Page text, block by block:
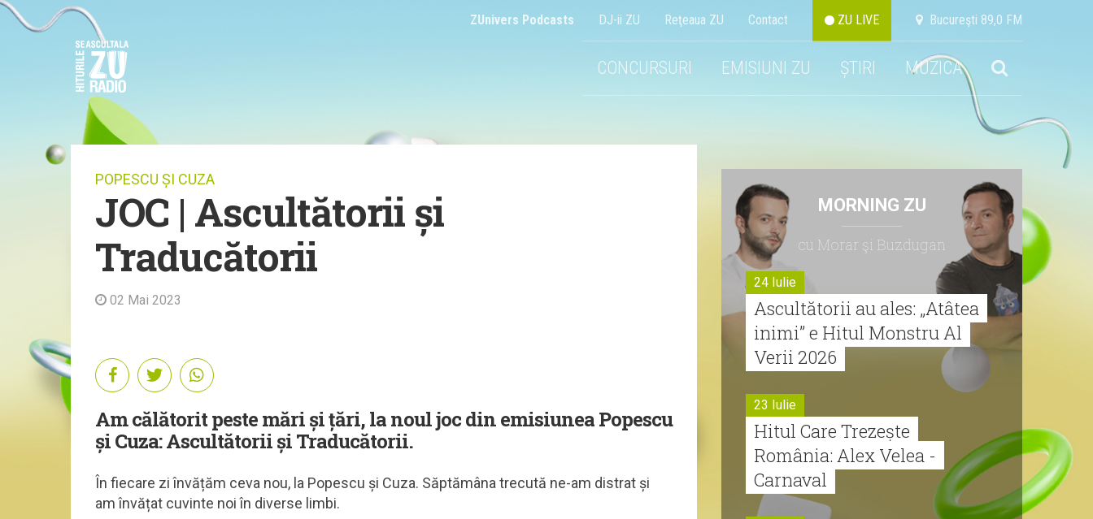
ZUnivers Podcasts DJ-ii ZU Reţeaua ZU Contact ZU LIVE Bucureşti 89,0 FM
CONCURSURI EMISIUNI ZU ȘTIRI MUZICA
POPESCU ȘI CUZA
JOC | Ascultătorii și
Traducătorii
02 Mai 2023
Am călătorit peste mări și țări, la noul joc din emisiunea Popescu
și Cuza: Ascultătorii și Traducătorii.
În fiecare zi învățăm ceva nou, la Popescu și Cuza. Săptămâna trecută ne-am distrat și
am învățat cuvinte noi în diverse limbi.
MORNING ZU
cu Morar şi Buzdugan
24 Iulie
Ascultătorii au ales: „Atâtea
inimi” e Hitul Monstru Al
Verii 2026
23 Iulie
Hitul Care Trezește
România: Alex Velea -
Carnaval